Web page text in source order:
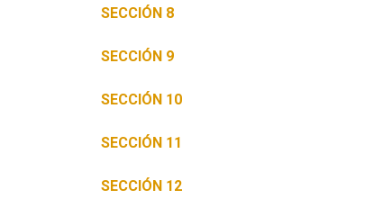
SECCIÓN 8
SECCIÓN 9
SECCIÓN 10
SECCIÓN 11
SECCIÓN 12